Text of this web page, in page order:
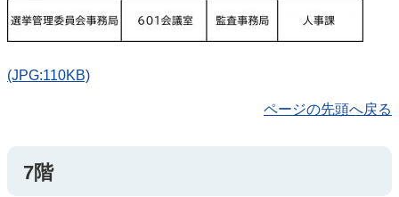
(JPG:110KB)
ページの先頭へ戻る
7階